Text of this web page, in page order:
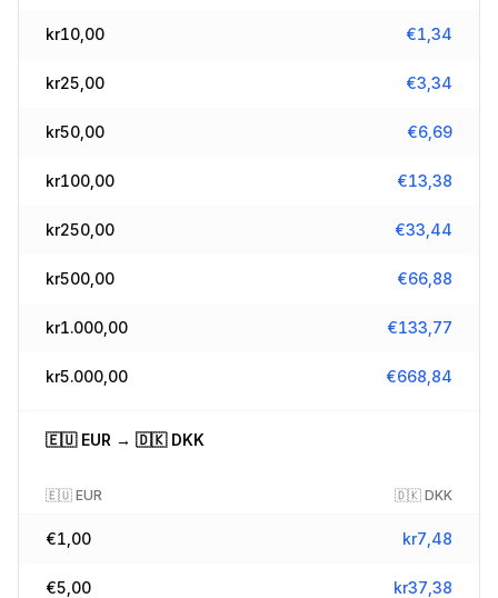
kr10,00 €1,34
kr25,00 €3,34
kr50,00 €6,69
kr100,00 €13,38
kr250,00 €33,44
kr500,00 €66,88
kr1.000,00 €133,77
kr5.000,00 €668,84
🇪🇺 EUR → 🇩🇰 DKK
🇪🇺 EUR 🇩🇰 DKK
€1,00 kr7,48
€5,00 kr37,38